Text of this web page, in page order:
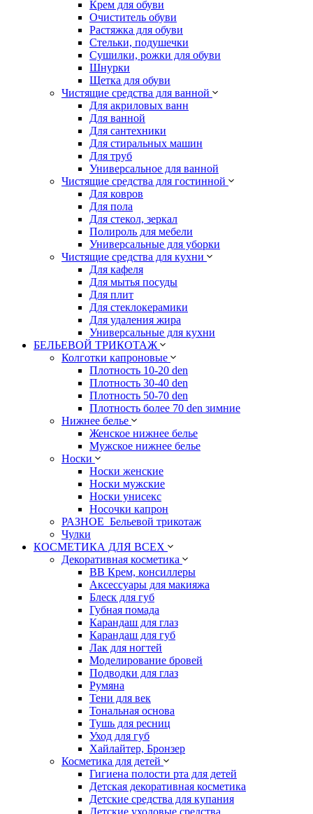
Крем для обуви
Очиститель обуви
Растяжка для обуви
Стельки, подушечки
Сушилки, рожки для обуви
Шнурки
Щетка для обуви
Чистящие средства для ванной
Для акриловых ванн
Для ванной
Для сантехники
Для стиральных машин
Для труб
Универсальное для ванной
Чистящие средства для гостинной
Для ковров
Для пола
Для стекол, зеркал
Полироль для мебели
Универсальные для уборки
Чистящие средства для кухни
Для кафеля
Для мытья посуды
Для плит
Для стеклокерамики
Для удаления жира
Универсальные для кухни
БЕЛЬЕВОЙ ТРИКОТАЖ
Колготки капроновые
Плотность 10-20 den
Плотность 30-40 den
Плотность 50-70 den
Плотность более 70 den зимние
Нижнее белье
Женское нижнее белье
Мужское нижнее белье
Носки
Носки женские
Носки мужские
Носки унисекс
Носочки капрон
РАЗНОЕ_Бельевой трикотаж
Чулки
КОСМЕТИКА ДЛЯ ВСЕХ
Декоративная косметика
BB Крем, консиллеры
Аксессуары для макияжа
Блеск для губ
Губная помада
Карандаш для глаз
Карандаш для губ
Лак для ногтей
Моделирование бровей
Подводки для глаз
Румяна
Тени для век
Тональная основа
Тушь для ресниц
Уход для губ
Хайлайтер, Бронзер
Косметика для детей
Гигиена полости рта для детей
Детская декоративная косметика
Детские средства для купания
Детские уходовые средства